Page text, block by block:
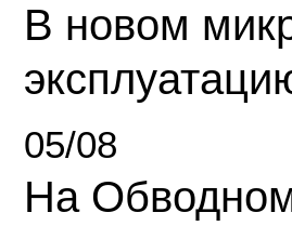
В новом
05/08
На